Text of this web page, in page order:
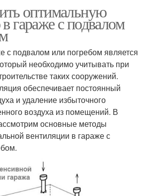
оптимальную
гараже с подвалом
с подвалом или погребом является
необходимо учитывать при
таких сооружений.
обеспечивает постоянный
и удаление избыточного
воздуха из помещений. В
основные методы
вентиляции в гараже с